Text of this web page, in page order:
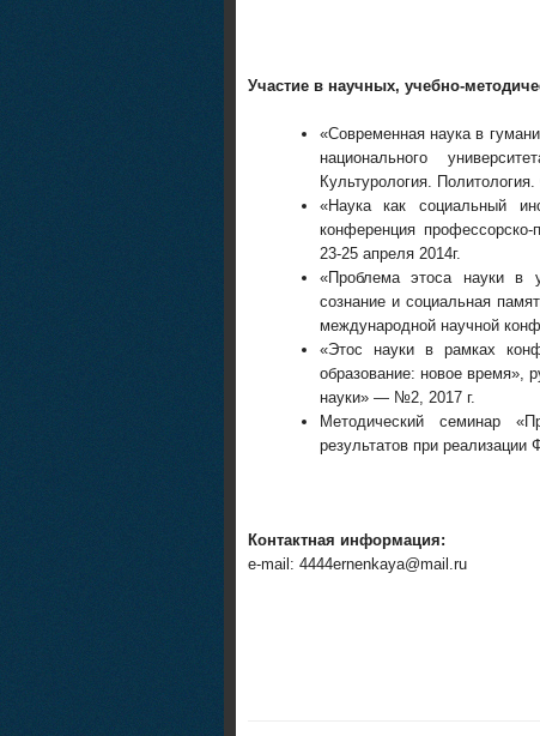
Участие в научных, учебно-
«Современная наука в
национального
Культурология.
«Наука как социальный
конференция профессорско-
23-25 апреля 2014г.
«Проблема этоса науки в
сознание и социальная
международной научной
«Этос науки в рамках
образование: новое время»,
науки» — №2, 2017 г.
Методический семинар
результатов при
Контактная информация:
e-mail: 4444ernenkaya@mail.ru